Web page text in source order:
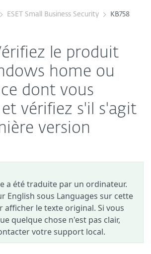
ESET Small Business Security KB758
le produit
home ou
dont vous
vérifiez s'il s'agit
version
a été traduite par un ordinateur.
English sous Languages sur cette
afficher le texte original. Si vous
quelque chose n'est pas clair,
votre support local.